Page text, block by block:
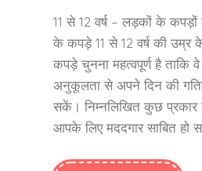
11 से 12 वर्ष – लड़कों के
के कपड़े 11 से 12 वर्ष की उम्र
कपड़े चुनना महत्वपूर्ण है ताकि
अनुकूलता से अपने दिन की
सकें। निम्नलिखित कुछ
आपके लिए मददगार साबित हो